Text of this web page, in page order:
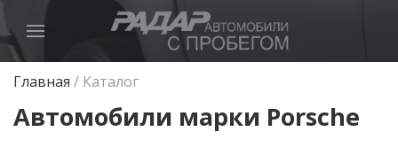
Главная / Каталог
Автомобили марки Porsche